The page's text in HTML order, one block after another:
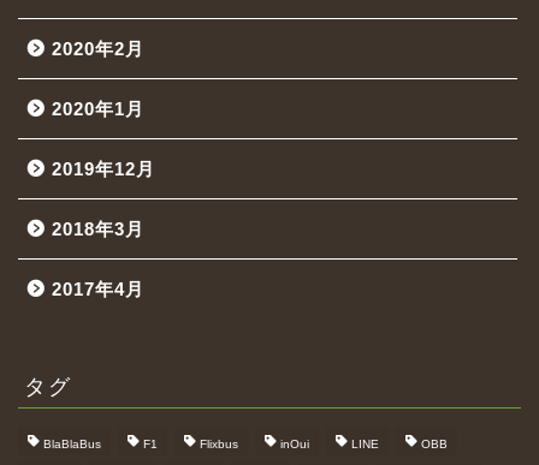
2020年2月
2020年1月
2019年12月
2018年3月
2017年4月
タグ
BlaBlaBus F1 Flixbus inOui LINE OBB